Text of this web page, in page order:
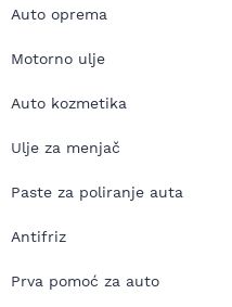
Auto oprema
Motorno ulje
Auto kozmetika
Ulje za menjač
Paste za poliranje auta
Antifriz
Prva pomoć za auto